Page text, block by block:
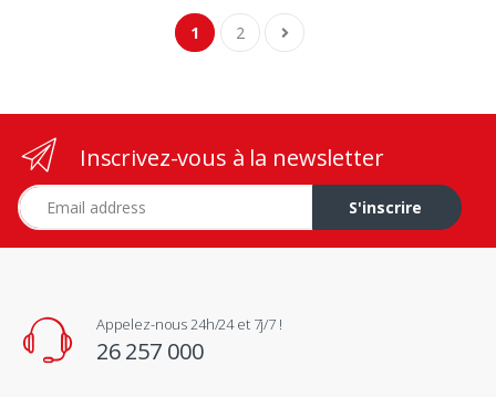
1 2
Inscrivez-vous à la newsletter
Adresse e-mail
S'inscrire
Appelez-nous 24h/24 et 7j/7 !
26 257 000